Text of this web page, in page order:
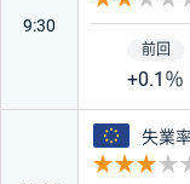
9:30
+0.1％
ユーロ
失業